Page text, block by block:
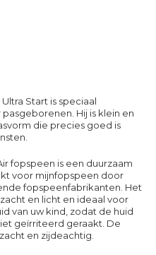
Start is speciaal
Hij is klein en
die precies goed is
fopspeen is een duurzaam
voor mijnfopspeen door
fopspeenfabrikanten. Het
zacht en licht en ideaal voor
van uw kind, zodat de huid
geïrriteerd geraakt. De
en zijdeachtig.